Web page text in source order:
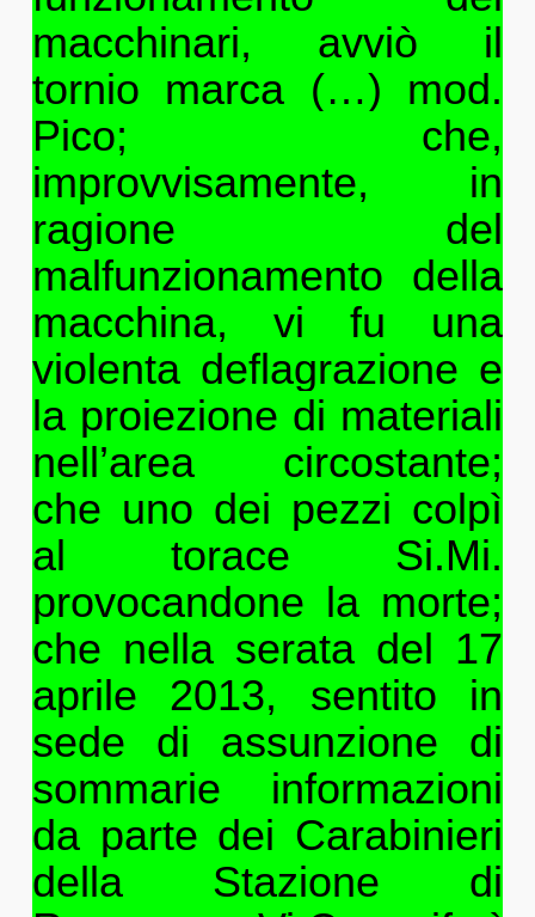
macchinari, avviò il
tornio marca (…) mod.
Pico; che,
improvvisamente, in
ragione del
malfunzionamento della
macchina, vi fu una
violenta deflagrazione e
la proiezione di materiali
nell’area circostante;
che uno dei pezzi colpì
al torace Si.Mi.
provocandone la morte;
che nella serata del 17
aprile 2013, sentito in
sede di assunzione di
sommarie informazioni
da parte dei Carabinieri
della Stazione di